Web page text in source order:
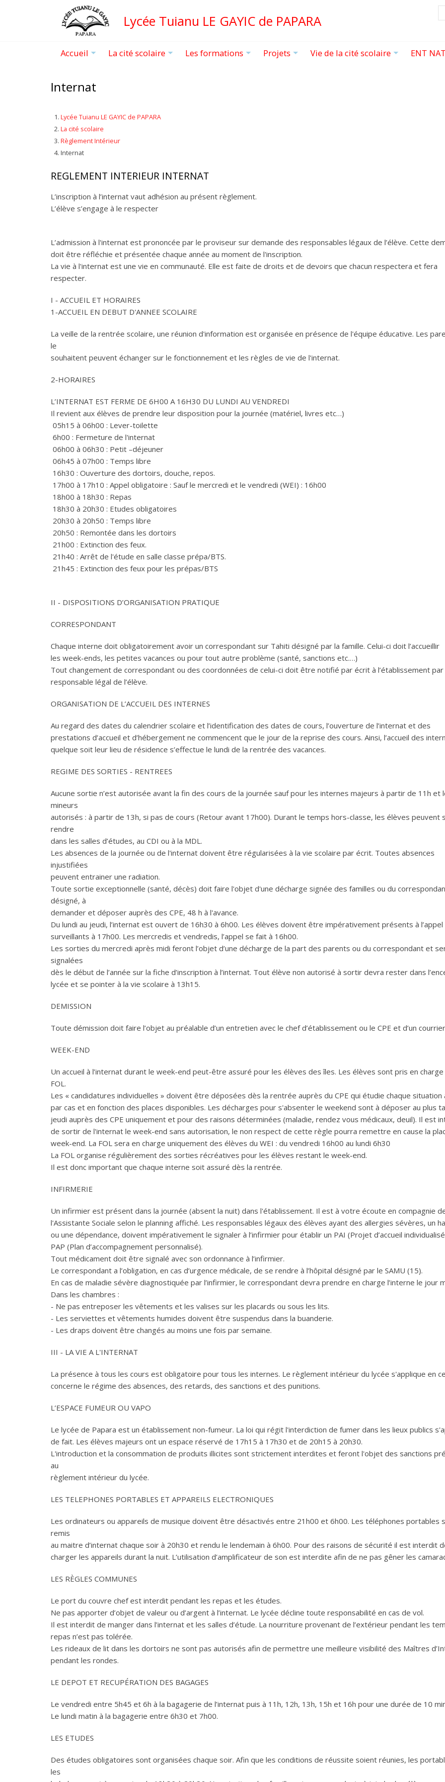
Lycée Tuianu LE GAYIC de PAPARA
Accueil La cité scolaire Les formations Projets Vie de la cité scolaire ENT
Internat
Lycée Tuianu LE GAYIC de PAPARA
La cité scolaire
Règlement Intérieur
Internat
REGLEMENT INTERIEUR INTERNAT
L’inscription à l’internat vaut adhésion au présent règlement.
L’élève s’engage à le respecter
L’admission à l'internat est prononcée par le proviseur sur demande des responsables légaux de l’élève. Cette
doit être réfléchie et présentée chaque année au moment de l'inscription.
La vie à l'internat est une vie en communauté. Elle est faite de droits et de devoirs que chacun respectera et fera
respecter.
I - ACCUEIL ET HORAIRES
1-ACCUEIL EN DEBUT D'ANNEE SCOLAIRE
La veille de la rentrée scolaire, une réunion d'information est organisée en présence de l'équipe éducative. Les
le
souhaitent peuvent échanger sur le fonctionnement et les règles de vie de l'internat.
2-HORAIRES
L’INTERNAT EST FERME DE 6H00 A 16H30 DU LUNDI AU VENDREDI
Il revient aux élèves de prendre leur disposition pour la journée (matériel, livres etc…)
05h15 à 06h00 : Lever-toilette
6h00 : Fermeture de l'internat
06h00 à 06h30 : Petit –déjeuner
06h45 à 07h00 : Temps libre
16h30 : Ouverture des dortoirs, douche, repos.
17h00 à 17h10 : Appel obligatoire : Sauf le mercredi et le vendredi (WEI) : 16h00
18h00 à 18h30 : Repas
18h30 à 20h30 : Etudes obligatoires
20h30 à 20h50 : Temps libre
20h50 : Remontée dans les dortoirs
21h00 : Extinction des feux.
21h40 : Arrêt de l'étude en salle classe prépa/BTS.
21h45 : Extinction des feux pour les prépas/BTS
II - DISPOSITIONS D’ORGANISATION PRATIQUE
CORRESPONDANT
Chaque interne doit obligatoirement avoir un correspondant sur Tahiti désigné par la famille. Celui-ci doit l’accueillir
les week-ends, les petites vacances ou pour tout autre problème (santé, sanctions etc.…)
Tout changement de correspondant ou des coordonnées de celui-ci doit être notifié par écrit à l’établissement par
responsable légal de l’élève.
ORGANISATION DE L’ACCUEIL DES INTERNES
Au regard des dates du calendrier scolaire et l’identification des dates de cours, l’ouverture de l’internat et des
prestations d’accueil et d’hébergement ne commencent que le jour de la reprise des cours. Ainsi, l’accueil des
quelque soit leur lieu de résidence s’effectue le lundi de la rentrée des vacances.
REGIME DES SORTIES - RENTREES
Aucune sortie n’est autorisée avant la fin des cours de la journée sauf pour les internes majeurs à partir de 11h et
mineurs
autorisés : à partir de 13h, si pas de cours (Retour avant 17h00). Durant le temps hors-classe, les élèves peuvent
rendre
dans les salles d’études, au CDI ou à la MDL.
Les absences de la journée ou de l'internat doivent être régularisées à la vie scolaire par écrit. Toutes absences
injustifiées
peuvent entrainer une radiation.
Toute sortie exceptionnelle (santé, décès) doit faire l'objet d'une décharge signée des familles ou du
désigné, à
demander et déposer auprès des CPE, 48 h à l'avance.
Du lundi au jeudi, l’internat est ouvert de 16h30 à 6h00. Les élèves doivent être impérativement présents à l’appel
surveillants à 17h00. Les mercredis et vendredis, l’appel se fait à 16h00.
Les sorties du mercredi après midi feront l’objet d’une décharge de la part des parents ou du correspondant et
signalées
dès le début de l’année sur la fiche d’inscription à l’internat. Tout élève non autorisé à sortir devra rester dans
lycée et se pointer à la vie scolaire à 13h15.
DEMISSION
Toute démission doit faire l’objet au préalable d’un entretien avec le chef d’établissement ou le CPE et d’un
WEEK-END
Un accueil à l’internat durant le week-end peut-être assuré pour les élèves des îles. Les élèves sont pris en charge
FOL.
Les « candidatures individuelles » doivent être déposées dès la rentrée auprès du CPE qui étudie chaque situation
par cas et en fonction des places disponibles. Les décharges pour s'absenter le weekend sont à déposer au plus
jeudi auprès des CPE uniquement et pour des raisons déterminées (maladie, rendez vous médicaux, deuil). Il est
de sortir de l'internat le week-end sans autorisation, le non respect de cette règle pourra remettre en cause la
week-end. La FOL sera en charge uniquement des élèves du WEI : du vendredi 16h00 au lundi 6h30
La FOL organise régulièrement des sorties récréatives pour les élèves restant le week-end.
Il est donc important que chaque interne soit assuré dès la rentrée.
INFIRMERIE
Un infirmier est présent dans la journée (absent la nuit) dans l'établissement. Il est à votre écoute en compagnie
l'Assistante Sociale selon le planning affiché. Les responsables légaux des élèves ayant des allergies sévères, un
ou une dépendance, doivent impérativement le signaler à l’infirmier pour établir un PAI (Projet d’accueil
PAP (Plan d’accompagnement personnalisé).
Tout médicament doit être signalé avec son ordonnance à l’infirmier.
Le correspondant a l’obligation, en cas d’urgence médicale, de se rendre à l’hôpital désigné par le SAMU (15).
En cas de maladie sévère diagnostiquée par l’infirmier, le correspondant devra prendre en charge l’interne le jour
Dans les chambres :
- Ne pas entreposer les vêtements et les valises sur les placards ou sous les lits.
- Les serviettes et vêtements humides doivent être suspendus dans la buanderie.
- Les draps doivent être changés au moins une fois par semaine.
III - LA VIE A L'INTERNAT
La présence à tous les cours est obligatoire pour tous les internes. Le règlement intérieur du lycée s'applique en
concerne le régime des absences, des retards, des sanctions et des punitions.
L’ESPACE FUMEUR OU VAPO
Le lycée de Papara est un établissement non-fumeur. La loi qui régit l'interdiction de fumer dans les lieux publics
de fait. Les élèves majeurs ont un espace réservé de 17h15 à 17h30 et de 20h15 à 20h30.
L'introduction et la consommation de produits illicites sont strictement interdites et feront l'objet des sanctions
au
règlement intérieur du lycée.
LES TELEPHONES PORTABLES ET APPAREILS ELECTRONIQUES
Les ordinateurs ou appareils de musique doivent être désactivés entre 21h00 et 6h00. Les téléphones portables
remis
au maitre d’internat chaque soir à 20h30 et rendu le lendemain à 6h00. Pour des raisons de sécurité il est interdit
charger les appareils durant la nuit. L’utilisation d’amplificateur de son est interdite afin de ne pas gêner les
LES RÈGLES COMMUNES
Le port du couvre chef est interdit pendant les repas et les études.
Ne pas apporter d’objet de valeur ou d’argent à l’internat. Le lycée décline toute responsabilité en cas de vol.
Il est interdit de manger dans l’internat et les salles d’étude. La nourriture provenant de l’extérieur pendant les
repas n’est pas tolérée.
Les rideaux de lit dans les dortoirs ne sont pas autorisés afin de permettre une meilleure visibilité des Maîtres
pendant les rondes.
LE DEPOT ET RECUPÉRATION DES BAGAGES
Le vendredi entre 5h45 et 6h à la bagagerie de l’internat puis à 11h, 12h, 13h, 15h et 16h pour une durée de 10
Le lundi matin à la bagagerie entre 6h30 et 7h00.
LES ETUDES
Des études obligatoires sont organisées chaque soir. Afin que les conditions de réussite soient réunies, les
les